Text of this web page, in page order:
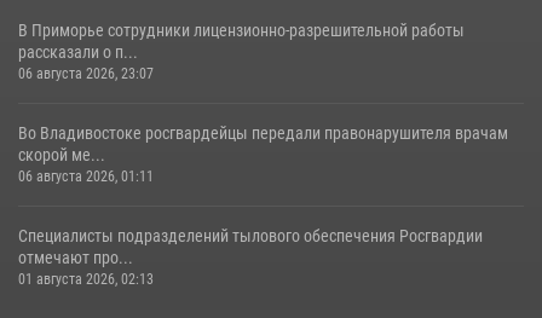
В Приморье сотрудники лицензионно-разрешительной работы
рассказали о п...
06 августа 2026, 23:07
Во Владивостоке росгвардейцы передали правонарушителя врачам
скорой ме...
06 августа 2026, 01:11
Специалисты подразделений тылового обеспечения Росгвардии
отмечают про...
01 августа 2026, 02:13